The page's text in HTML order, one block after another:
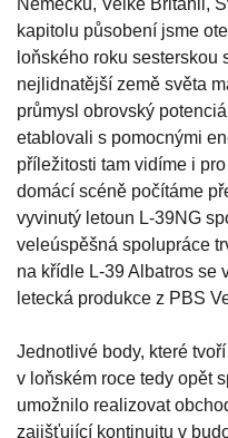
Německu, Velké Británii,
kapitolu působení jsme
loňského roku sesterskou
nejlidnatější země světa
průmysl obrovský
etablovali s pomocnými
příležitosti tam vidíme i
domácí scéně počítáme
vyvinutý letoun L-39NG
veleúspěšná spolupráce
na křídle L-39 Albatros se
letecká produkce z PBS
Jednotlivé body, které
v loňském roce tedy opět
umožnilo realizovat
zajišťující kontinuitu v